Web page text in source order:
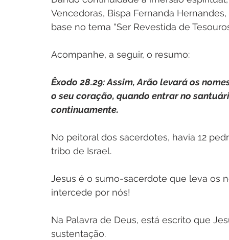
Vencedoras, Bispa Fernanda
base no tema “Ser Revestida de
Acompanhe, a seguir, o resumo:
Êxodo 28.29: Assim, Arão levará os
o seu coração, quando entrar no
continuamente.
No peitoral dos sacerdotes, havia 12
tribo de Israel.
Jesus é o sumo-sacerdote que leva os
intercede por nós!
Na Palavra de Deus, está escrito que
sustentação.